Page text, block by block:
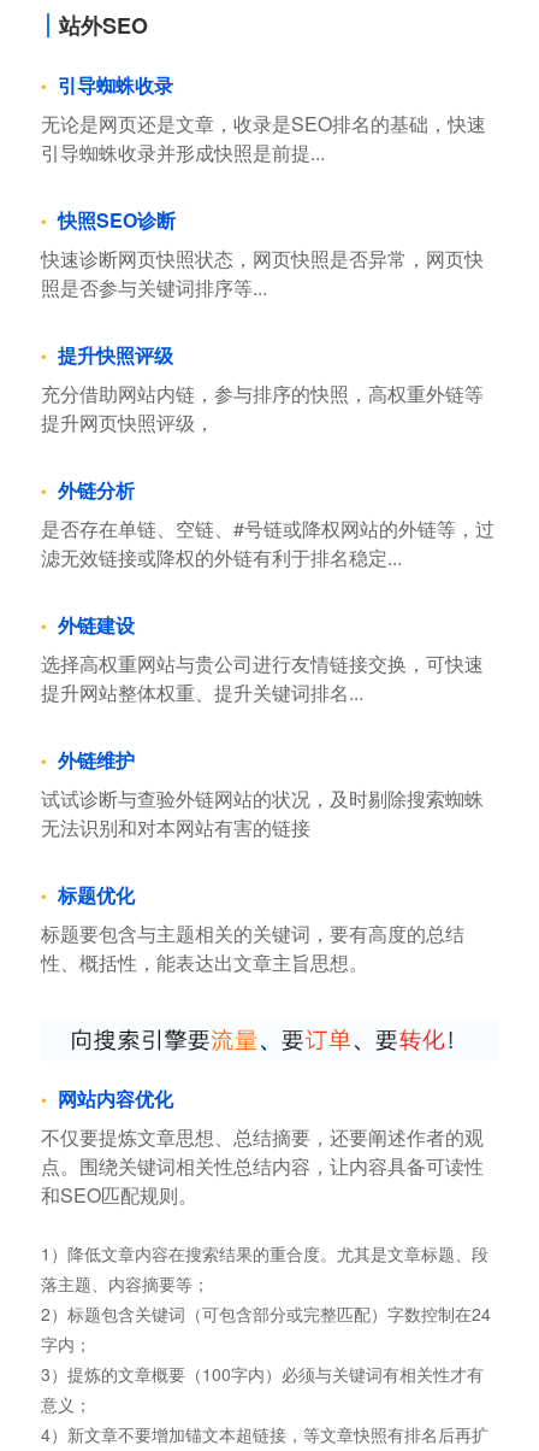
站外SEO
引导蜘蛛收录
无论是网页还是文章，收录是SEO排名的基础，快速
引导蜘蛛收录并形成快照是前提...
快照SEO诊断
快速诊断网页快照状态，网页快照是否异常，网页快
照是否参与关键词排序等...
提升快照评级
充分借助网站内链，参与排序的快照，高权重外链等
提升网页快照评级，
外链分析
是否存在单链、空链、#号链或降权网站的外链等，过
滤无效链接或降权的外链有利于排名稳定...
外链建设
选择高权重网站与贵公司进行友情链接交换，可快速
提升网站整体权重、提升关键词排名...
外链维护
试试诊断与查验外链网站的状况，及时剔除搜索蜘蛛
无法识别和对本网站有害的链接
标题优化
标题要包含与主题相关的关键词，要有高度的总结
性、概括性，能表达出文章主旨思想。
网站内容优化
不仅要提炼文章思想、总结摘要，还要阐述作者的观
点。围绕关键词相关性总结内容，让内容具备可读性
和SEO匹配规则。
1）降低文章内容在搜索结果的重合度。尤其是文章标题、段
落主题、内容摘要等；
2）标题包含关键词（可包含部分或完整匹配）字数控制在24
字内；
3）提炼的文章概要（100字内）必须与关键词有相关性才有
意义；
4）新文章不要增加锚文本超链接，等文章快照有排名后再扩